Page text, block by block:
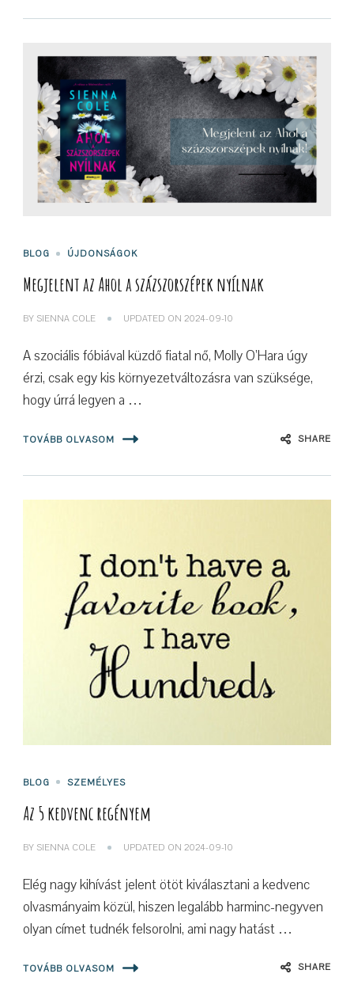
BLOG ÚJDONSÁGOK
Megjelent az Ahol a százszorszépek nyílnak
BY SIENNA COLE UPDATED ON 2024-09-10
A ​szociális fóbiával küzdő fiatal nő, Molly O’Hara úgy
érzi, csak egy kis környezetváltozásra van szüksége,
hogy úrrá legyen a …
TOVÁBB OLVASOM SHARE
BLOG SZEMÉLYES
Az 5 kedvenc regényem
BY SIENNA COLE UPDATED ON 2024-09-10
Elég nagy kihívást jelent ötöt kiválasztani a kedvenc
olvasmányaim közül, hiszen legalább harminc-negyven
olyan címet tudnék felsorolni, ami nagy hatást …
TOVÁBB OLVASOM SHARE